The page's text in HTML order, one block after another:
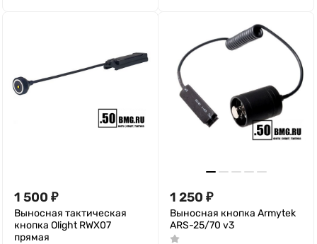
1 500 ₽
Выносная тактическая
кнопка Olight RWX07
прямая
1 250 ₽
Выносная кнопка Armytek
ARS-25/70 v3